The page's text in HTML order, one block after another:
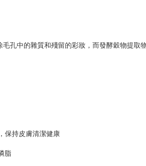
毛孔中的雜質和殘留的彩妝，而發酵穀物提取
保持皮膚清潔健康
脂